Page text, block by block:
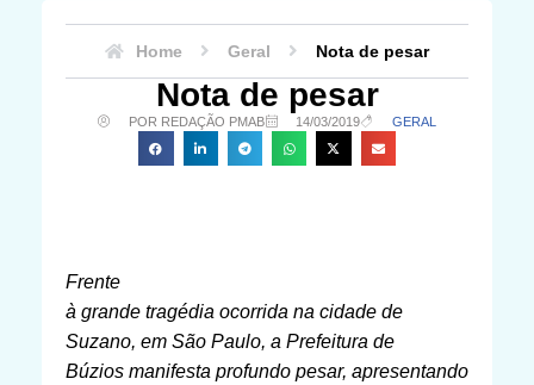
Home Geral Nota de pesar
Nota de pesar
POR REDAÇÃO PMAB 14/03/2019 GERAL
Frente
à grande tragédia ocorrida na cidade de
Suzano, em São Paulo, a Prefeitura de
Búzios manifesta profundo pesar, apresentando